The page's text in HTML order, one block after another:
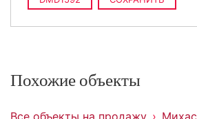
Похожие объекты
Все объекты на продажу Михас